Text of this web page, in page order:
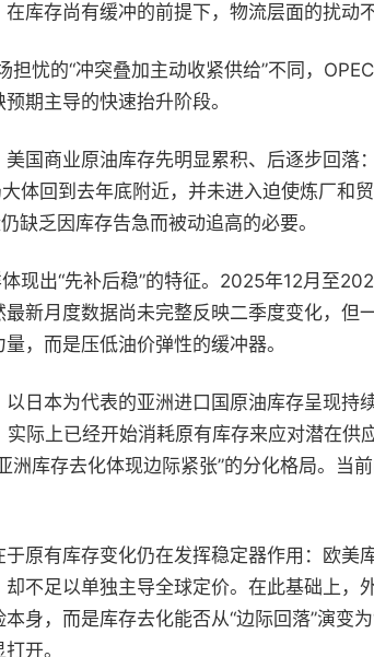
库存尚有缓冲的前提下，物流层面的扰动
忧的“冲突叠加主动收紧供给”不同，
期主导的快速抬升阶段。
国商业原油库存先明显累积、后逐步回
体回到去年底附近，并未进入迫使炼厂和
缺乏因库存告急而被动追高的必要。
现出“先补后稳”的特征。2025年12月至
新月度数据尚未完整反映二季度变化，
，而是压低油价弹性的缓冲器。
日本为代表的亚洲进口国原油库存呈现
际上已经开始消耗原有库存来应对潜在
洲库存去化体现边际紧张”的分化格局。
原有库存变化仍在发挥稳定器作用：欧
不足以单独主导全球定价。在此基础上
身，而是库存去化能否从“边际回落”演变
开。